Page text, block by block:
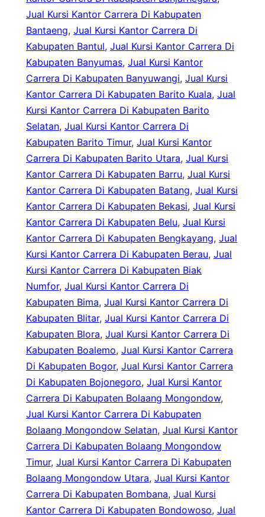
Jual Kursi Kantor Carrera Di Kabupaten
Bantaeng, Jual Kursi Kantor Carrera Di
Kabupaten Bantul, Jual Kursi Kantor Carrera Di
Kabupaten Banyumas, Jual Kursi Kantor
Carrera Di Kabupaten Banyuwangi, Jual Kursi
Kantor Carrera Di Kabupaten Barito Kuala, Jual
Kursi Kantor Carrera Di Kabupaten Barito
Selatan, Jual Kursi Kantor Carrera Di
Kabupaten Barito Timur, Jual Kursi Kantor
Carrera Di Kabupaten Barito Utara, Jual Kursi
Kantor Carrera Di Kabupaten Barru, Jual Kursi
Kantor Carrera Di Kabupaten Batang, Jual Kursi
Kantor Carrera Di Kabupaten Bekasi, Jual Kursi
Kantor Carrera Di Kabupaten Belu, Jual Kursi
Kantor Carrera Di Kabupaten Bengkayang, Jual
Kursi Kantor Carrera Di Kabupaten Berau, Jual
Kursi Kantor Carrera Di Kabupaten Biak
Numfor, Jual Kursi Kantor Carrera Di
Kabupaten Bima, Jual Kursi Kantor Carrera Di
Kabupaten Blitar, Jual Kursi Kantor Carrera Di
Kabupaten Blora, Jual Kursi Kantor Carrera Di
Kabupaten Boalemo, Jual Kursi Kantor Carrera
Di Kabupaten Bogor, Jual Kursi Kantor Carrera
Di Kabupaten Bojonegoro, Jual Kursi Kantor
Carrera Di Kabupaten Bolaang Mongondow
Jual Kursi Kantor Carrera Di Kabupaten
Bolaang Mongondow Selatan, Jual Kursi Kantor
Carrera Di Kabupaten Bolaang Mongondow
Timur, Jual Kursi Kantor Carrera Di Kabupaten
Bolaang Mongondow Utara, Jual Kursi Kantor
Carrera Di Kabupaten Bombana, Jual Kursi
Kantor Carrera Di Kabupaten Bondowoso, Jual